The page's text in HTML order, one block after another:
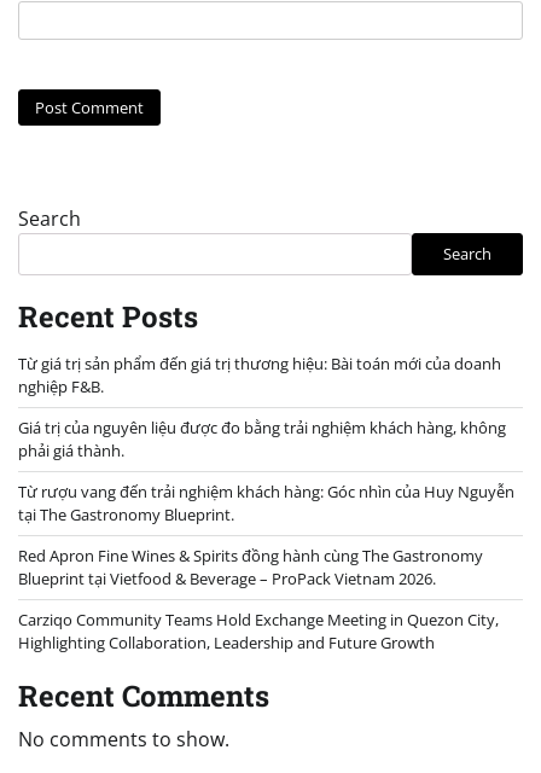
Search
Search
Recent Posts
Từ giá trị sản phẩm đến giá trị thương hiệu: Bài toán mới của doanh
nghiệp F&B.
Giá trị của nguyên liệu được đo bằng trải nghiệm khách hàng, không
phải giá thành.
Từ rượu vang đến trải nghiệm khách hàng: Góc nhìn của Huy Nguyễn
tại The Gastronomy Blueprint.
Red Apron Fine Wines & Spirits đồng hành cùng The Gastronomy
Blueprint tại Vietfood & Beverage – ProPack Vietnam 2026.
Carziqo Community Teams Hold Exchange Meeting in Quezon City,
Highlighting Collaboration, Leadership and Future Growth
Recent Comments
No comments to show.